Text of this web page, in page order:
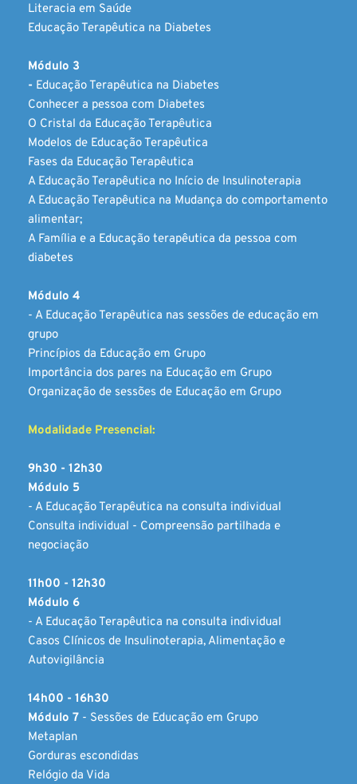
Literacia em Saúde
Educação Terapêutica na Diabetes
Módulo 3
- Educação Terapêutica na Diabetes
Conhecer a pessoa com Diabetes
O Cristal da Educação Terapêutica
Modelos de Educação Terapêutica
Fases da Educação Terapêutica
A Educação Terapêutica no Início de Insulinoterapia
A Educação Terapêutica na Mudança do comportamento
alimentar;
A Família e a Educação terapêutica da pessoa com
diabetes
Módulo 4
- A Educação Terapêutica nas sessões de educação em
grupo
Princípios da Educação em Grupo
Importância dos pares na Educação em Grupo
Organização de sessões de Educação em Grupo
Modalidade Presencial:
9h30 - 12h30
Módulo 5
- A Educação Terapêutica na consulta individual
Consulta individual - Compreensão partilhada e
negociação
11h00 - 12h30
Módulo 6
- A Educação Terapêutica na consulta individual
Casos Clínicos de Insulinoterapia, Alimentação e
Autovigilância
14h00 - 16h30
Módulo 7 - Sessões de Educação em Grupo
Metaplan
Gorduras escondidas
Relógio da Vida